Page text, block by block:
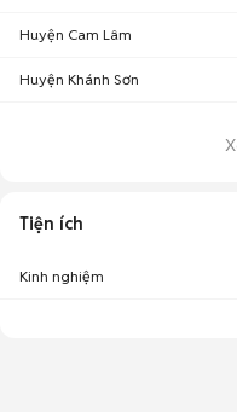
Huyện Cam Lâm
Huyện Khánh Sơn
Tiện ích
Kinh nghiệm